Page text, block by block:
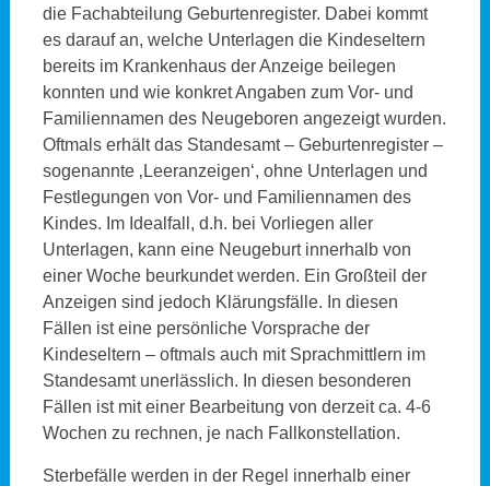
die Fachabteilung Geburtenregister. Dabei kommt
es darauf an, welche Unterlagen die Kindeseltern
bereits im Krankenhaus der Anzeige beilegen
konnten und wie konkret Angaben zum Vor- und
Familiennamen des Neugeboren angezeigt wurden.
Oftmals erhält das Standesamt – Geburtenregister –
sogenannte ‚Leeranzeigen‘, ohne Unterlagen und
Festlegungen von Vor- und Familiennamen des
Kindes. Im Idealfall, d.h. bei Vorliegen aller
Unterlagen, kann eine Neugeburt innerhalb von
einer Woche beurkundet werden. Ein Großteil der
Anzeigen sind jedoch Klärungsfälle. In diesen
Fällen ist eine persönliche Vorsprache der
Kindeseltern – oftmals auch mit Sprachmittlern im
Standesamt unerlässlich. In diesen besonderen
Fällen ist mit einer Bearbeitung von derzeit ca. 4-6
Wochen zu rechnen, je nach Fallkonstellation.
Sterbefälle werden in der Regel innerhalb einer